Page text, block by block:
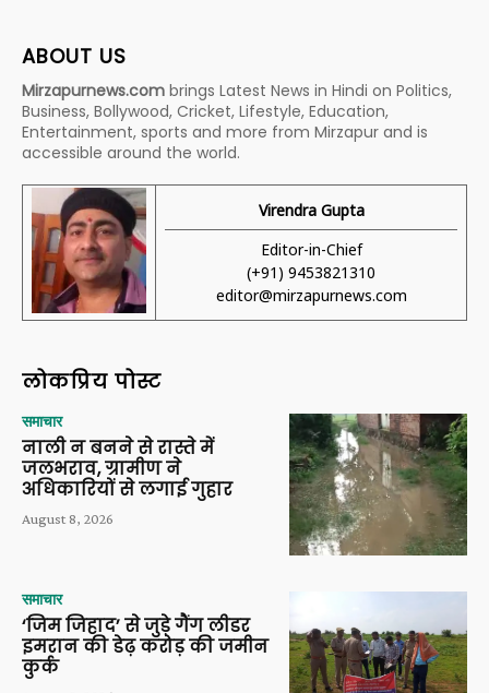
ABOUT US
Mirzapurnews.com brings Latest News in Hindi on Politics,
Business, Bollywood, Cricket, Lifestyle, Education,
Entertainment, sports and more from Mirzapur and is
accessible around the world.
Virendra Gupta
Editor-in-Chief
(+91) 9453821310
editor@mirzapurnews.com
लोकप्रिय पोस्ट
समाचार
नाली न बनने से रास्ते में
जलभराव, ग्रामीण ने
अधिकारियों से लगाई गुहार
August 8, 2026
समाचार
‘जिम जिहाद’ से जुड़े गैंग लीडर
इमरान की डेढ़ करोड़ की जमीन
कुर्क